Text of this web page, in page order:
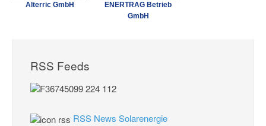
Alterric GmbH
ENERTRAG Betrieb
GmbH
RSS Feeds
RSS News Solarenergie